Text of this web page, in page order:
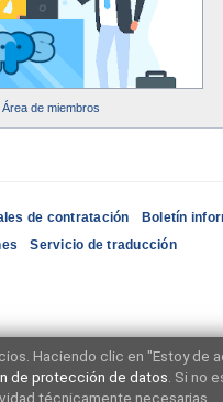
Área de miembros
de contratación Boletín
Servicio de traducción
Haciendo clic en "Estoy de
de protección de datos. Si no
técnicamente necesarias.